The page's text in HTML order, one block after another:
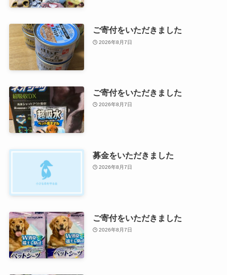
ご寄付をいただきました
2026年8月7日
ご寄付をいただきました
2026年8月7日
募金をいただきました
2026年8月7日
ご寄付をいただきました
2026年8月7日